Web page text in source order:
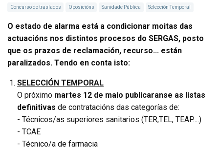
Concurso de traslados Oposicións Sanidade Pública Selección Temporal
O estado de alarma está a condicionar moitas das
actuacións nos distintos procesos do SERGAS, posto
que os prazos de reclamación, recurso... están
paralizados. Tendo en conta isto:
SELECCIÓN TEMPORAL
O próximo martes 12 de maio publicaranse as listas
definitivas de contratacións das categorías de:
- Técnicos/as superiores sanitarios (TER,TEL, TEAP....)
- TCAE
- Técnico/a de farmacia